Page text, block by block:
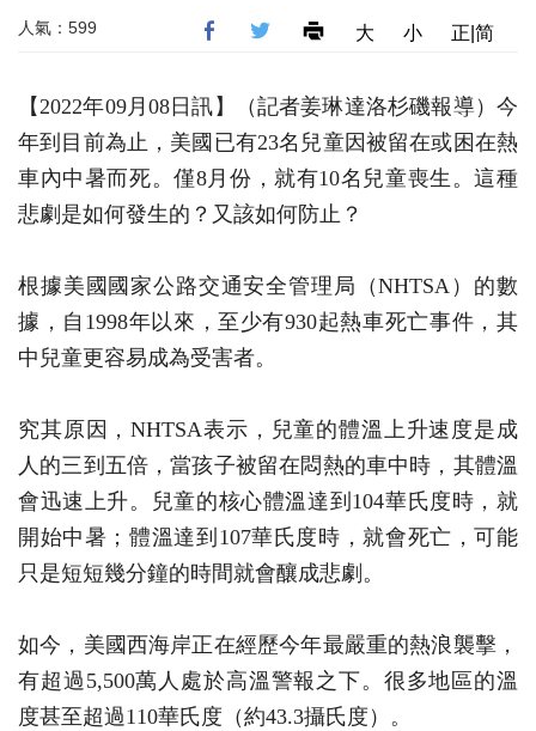
人氣：599 大 小 正|简
【2022年09月08日訊】（記者姜琳達洛杉磯報導）今
年到目前為止，美國已有23名兒童因被留在或困在熱
車內中暑而死。僅8月份，就有10名兒童喪生。這種
悲劇是如何發生的？又該如何防止？
根據美國國家公路交通安全管理局（NHTSA）的數
據，自1998年以來，至少有930起熱車死亡事件，其
中兒童更容易成為受害者。
究其原因，NHTSA表示，兒童的體溫上升速度是成
人的三到五倍，當孩子被留在悶熱的車中時，其體溫
會迅速上升。兒童的核心體溫達到104華氏度時，就
開始中暑；體溫達到107華氏度時，就會死亡，可能
只是短短幾分鐘的時間就會釀成悲劇。
如今，美國西海岸正在經歷今年最嚴重的熱浪襲擊，
有超過5,500萬人處於高溫警報之下。很多地區的溫
度甚至超過110華氏度（約43.3攝氏度）。